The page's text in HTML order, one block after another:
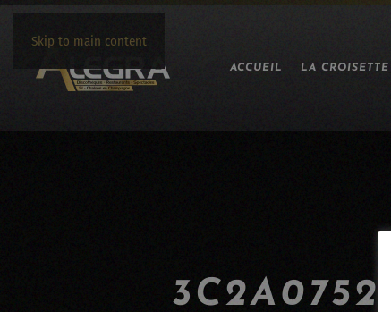
Skip to main content
ACCUEIL LA CROISETTE
3C2A0752